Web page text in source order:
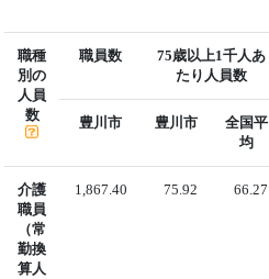
職種
別の
人員
数
職員数
75歳以上1千人あ
たり人員数
豊川市
豊川市
全国平
均
介護
職員
（常
勤換
算人
1,867.40 75.92 66.27